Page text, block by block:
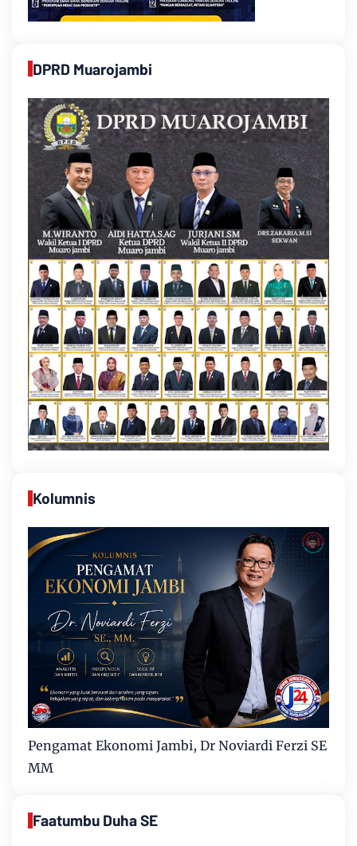
DPRD Muarojambi
Kolumnis
Pengamat Ekonomi Jambi, Dr Noviardi Ferzi SE
MM
Faatumbu Duha SE